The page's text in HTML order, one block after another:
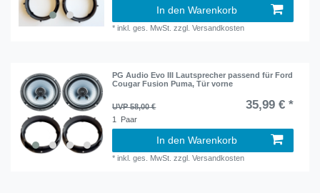
In den Warenkorb
*inkl. ges. MwSt. zzgl.Versandkosten
PG Audio Evo III Lautsprecher passend für Ford
Cougar Fusion Puma, Tür vorne
UVP 58,00 € 35,99 € *
1 Paar
In den Warenkorb
*inkl. ges. MwSt. zzgl.Versandkosten